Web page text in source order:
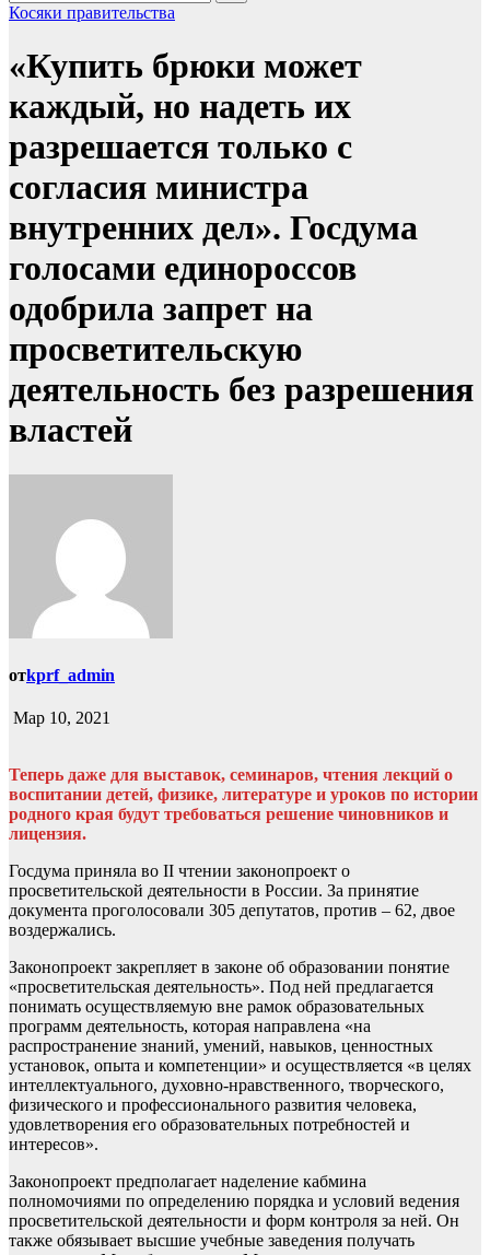
Косяки правительства
«Купить брюки может
каждый, но надеть их
разрешается только с
согласия министра
внутренних дел». Госдума
голосами единороссов
одобрила запрет на
просветительскую
деятельность без разрешения
властей
отkprf_admin
Мар 10, 2021
Теперь даже для выставок, семинаров, чтения лекций о
воспитании детей, физике, литературе и уроков по истории
родного края будут требоваться решение чиновников и
лицензия.
Госдума приняла во II чтении законопроект о
просветительской деятельности в России. За принятие
документа проголосовали 305 депутатов, против – 62, двое
воздержались.
Законопроект закрепляет в законе об образовании понятие
«просветительская деятельность». Под ней предлагается
понимать осуществляемую вне рамок образовательных
программ деятельность, которая направлена «на
распространение знаний, умений, навыков, ценностных
установок, опыта и компетенции» и осуществляется «в целях
интеллектуального, духовно-нравственного, творческого,
физического и профессионального развития человека,
удовлетворения его образовательных потребностей и
интересов».
Законопроект предполагает наделение кабмина
полномочиями по определению порядка и условий ведения
просветительской деятельности и форм контроля за ней. Он
также обязывает высшие учебные заведения получать